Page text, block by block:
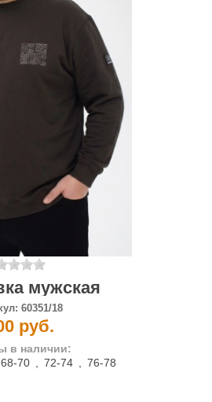
мужская
60351/18
руб.
в наличии:
68-70 , 72-74 , 76-78